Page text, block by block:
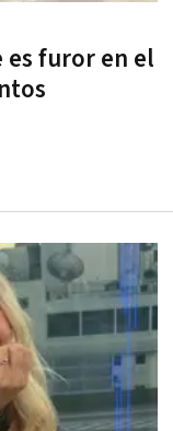
furor en el